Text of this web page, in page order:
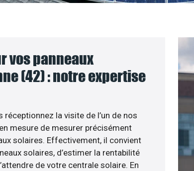
vos panneaux
(42) : notre expertise
la visite de l’un de nos
mesure de mesurer précisément
solaires. Effectivement, il convient
solaires, d’estimer la rentabilité
de votre centrale solaire. En